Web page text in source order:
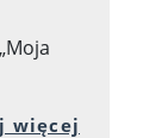
więcej